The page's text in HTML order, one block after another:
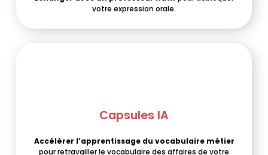
votre expression orale.
Capsules IA
Accélérer l’apprentissage du vocabulaire métier
pour retravailler le vocabulaire des affaires de votre